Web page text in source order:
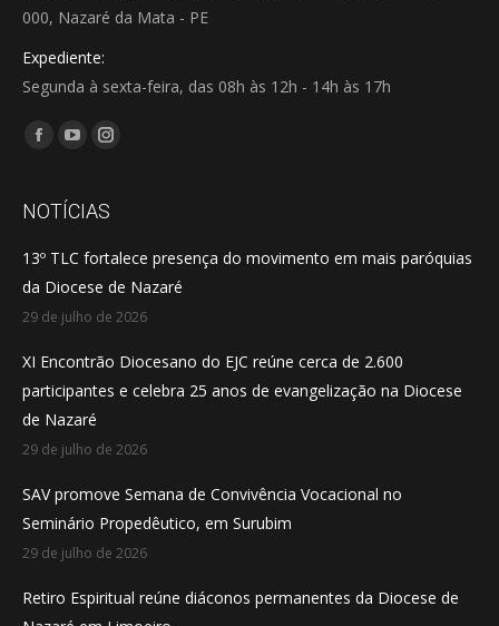
000, Nazaré da Mata - PE
Expediente:
Segunda à sexta-feira, das 08h às 12h - 14h às 17h
Encontre-nos em:
Facebook
opens
new
window
YouTube
opens
new
window
Instagram
opens
new
window
NOTÍCIAS
13º TLC fortalece presença do movimento em mais paróquias
da Diocese de Nazaré
29 de julho de 2026
XI Encontrão Diocesano do EJC reúne cerca de 2.600
participantes e celebra 25 anos de evangelização na Diocese
de Nazaré
29 de julho de 2026
SAV promove Semana de Convivência Vocacional no
Seminário Propedêutico, em Surubim
29 de julho de 2026
Retiro Espiritual reúne diáconos permanentes da Diocese de